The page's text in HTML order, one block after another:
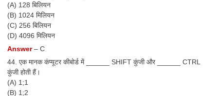
(A) 128 बिलियन
(B) 1024 मिलियन
(C) 256 बिलियन
(D) 4096 मिलियन
Answer– C
44. एक मानक कंप्यूटर कीबोर्ड में ______ SHIFT कुंजी और ______ CTRL
कुंजी होती हैं।
(A) 1;1
(B) 1;2